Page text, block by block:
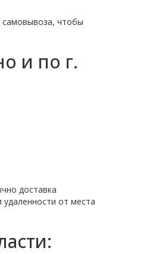
самовывоза, чтобы
и по г.
доставка
от места